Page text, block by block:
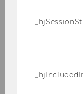
Die An­zahl der
die Stor­nie­rung